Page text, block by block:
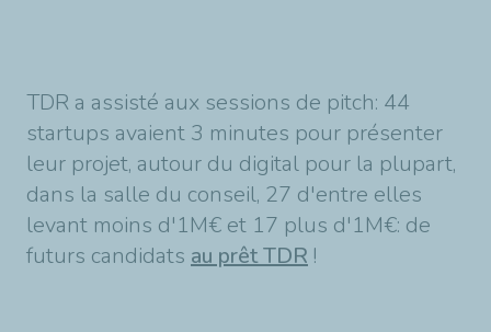
TDR a assisté aux sessions de pitch: 44
startups avaient 3 minutes pour présenter
leur projet, autour du digital pour la plupart,
dans la salle du conseil, 27 d'entre elles
levant moins d'1M€ et 17 plus d'1M€: de
futurs candidats au prêt TDR !